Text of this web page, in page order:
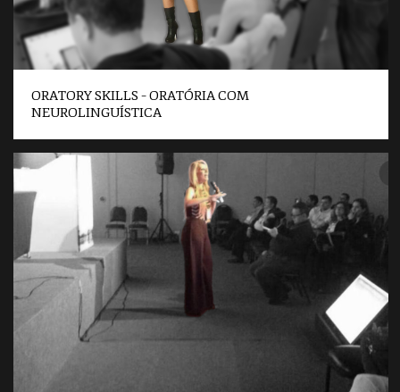
ORATORY SKILLS – ORATÓRIA COM
NEUROLINGUÍSTICA